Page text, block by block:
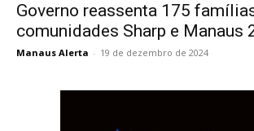
Governo reassenta 175
comunidades Sharp e Manaus
Manaus Alerta - 19 de dezembro de 2024